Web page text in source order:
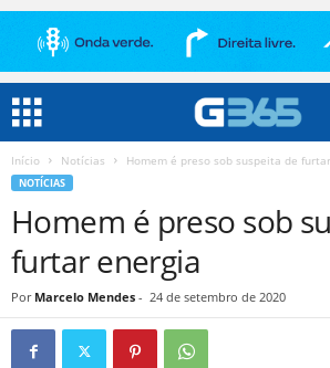
Início Notícias Homem é preso sob suspeita de
NOTÍCIAS
Homem é preso sob
furtar energia
Por Marcelo Mendes - 24 de setembro de 2020